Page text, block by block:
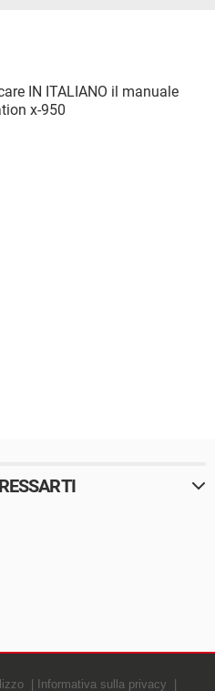
IN ITALIANO il manuale
x-950
Informativa sulla privacy